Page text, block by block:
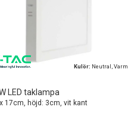
Kulör: Neutral, Varm
LED taklampa
17cm, höjd: 3cm, vit kant